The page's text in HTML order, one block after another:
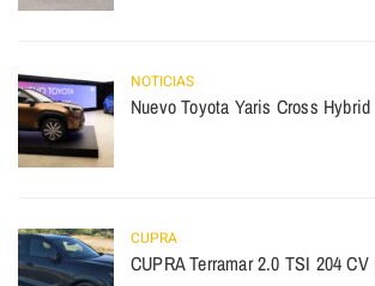
NOTICIAS
Nuevo Toyota Yaris Cross Hybrid
CUPRA
CUPRA Terramar 2.0 TSI 204